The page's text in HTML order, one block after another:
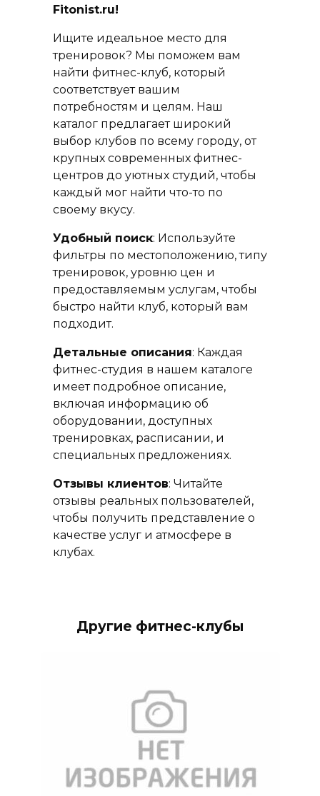
Fitonist.ru!
Ищите идеальное место для
тренировок? Мы поможем вам
найти фитнес-клуб, который
соответствует вашим
потребностям и целям. Наш
каталог предлагает широкий
выбор клубов по всему городу, от
крупных современных фитнес-
центров до уютных студий, чтобы
каждый мог найти что-то по
своему вкусу.
Удобный поиск: Используйте
фильтры по местоположению, типу
тренировок, уровню цен и
предоставляемым услугам, чтобы
быстро найти клуб, который вам
подходит.
Детальные описания: Каждая
фитнес-студия в нашем каталоге
имеет подробное описание,
включая информацию об
оборудовании, доступных
тренировках, расписании, и
специальных предложениях.
Отзывы клиентов: Читайте
отзывы реальных пользователей,
чтобы получить представление о
качестве услуг и атмосфере в
клубах.
Другие фитнес-клубы